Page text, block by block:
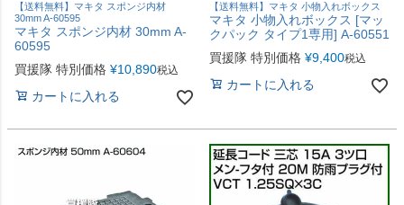
【送料無料】マキタ スポンジ内材
30mm A-60595
マキタ スポンジ内材 30mm A-
60595
買援隊 特別価格 ¥10,890税込
カートに入れる
【送料無料】マキタ 小物入れボックス
マキタ 小物入れボックス [マッ
クパック タイプ1専用] A-60551
買援隊 特別価格 ¥9,400税込
カートに入れる